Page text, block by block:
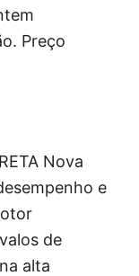
Preço
Nova
e
de
alta